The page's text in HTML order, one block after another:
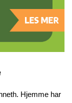
Hjemme har